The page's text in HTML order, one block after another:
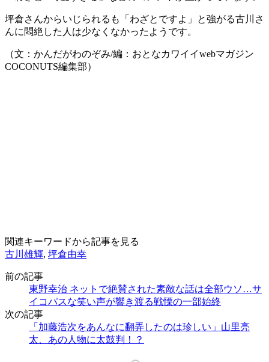
坪倉さんからいじられるも「わざとですよ」と強がる古川さ
んに悶絶した人は少なくなかったようです。
（文：かんだがわのぞみ/編：おとなカワイイwebマガジン
COCONUTS編集部）
関連キーワードから記事を見る
古川雄輝, 坪倉由幸
前の記事
東野幸治 ネットで絶賛された素敵な話は全部ウソ…サ
イコパスな笑い声が響き渡る戦慄の一部始終
次の記事
「加藤浩次をあんなに翻弄したのは珍しい」山里亮
太、あの人物に太鼓判！？